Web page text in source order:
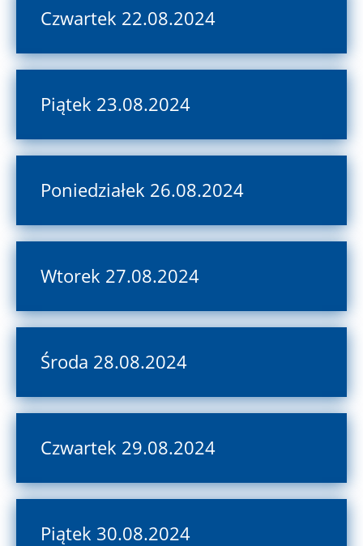
Czwartek 22.08.2024
Piątek 23.08.2024
Poniedziałek 26.08.2024
Wtorek 27.08.2024
Środa 28.08.2024
Czwartek 29.08.2024
Piątek 30.08.2024